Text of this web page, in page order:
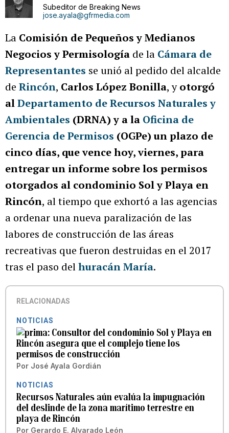
Subeditor de Breaking News
jose.ayala@gfrmedia.com
La Comisión de Pequeños y Medianos
Negocios y Permisología de la Cámara de
Representantes se unió al pedido del alcalde
de Rincón, Carlos López Bonilla, yotorgó
alDepartamento de Recursos Naturales y
Ambientales (DRNA) y a la Oficina de
Gerencia de Permisos (OGPe) un plazo de
cinco días, que vence hoy, viernes, para
entregar un informe sobre los permisos
otorgados al condominio Sol y Playa en
Rincón, al tiempo que exhortó a las agencias
a ordenar una nueva paralización de las
labores de construcción de las áreas
recreativas que fueron destruidas en el 2017
tras el paso delhuracán María.
RELACIONADAS
NOTICIAS
Consultor del condominio Sol y Playa en
Rincón asegura que el complejo tiene los
permisos de construcción
Por José Ayala Gordián
NOTICIAS
Recursos Naturales aún evalúa la impugnación
del deslinde de la zona marítimo terrestre en
playa de Rincón
Por Gerardo E. Alvarado León